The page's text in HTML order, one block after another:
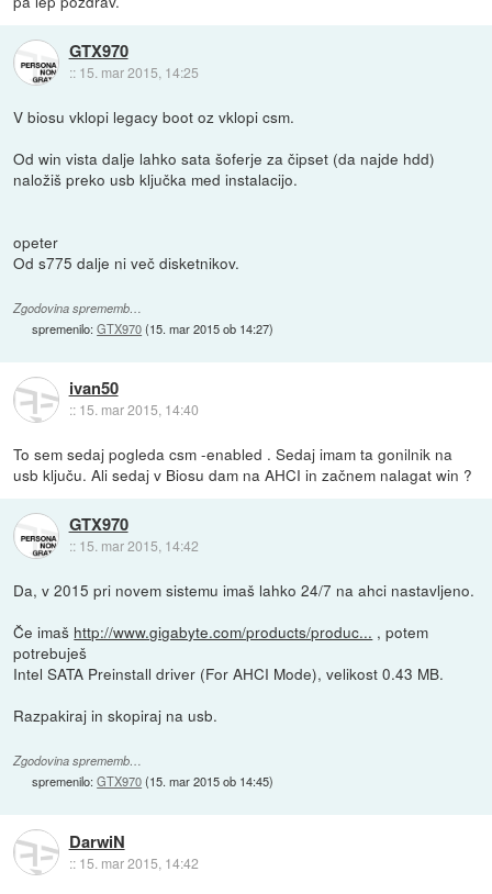
GTX970
:: 15. mar 2015, 14:25
V biosu vklopi legacy boot oz vklopi csm.
Od win vista dalje lahko sata šoferje za čipset (da najde hdd)
naložiš preko usb ključka med instalacijo.
opeter
Od s775 dalje ni več disketnikov.
Zgodovina sprememb…
spremenilo:GTX970(15. mar 2015 ob 14:27)
ivan50
:: 15. mar 2015, 14:40
To sem sedaj pogleda csm -enabled . Sedaj imam ta gonilnik na
usb ključu. Ali sedaj v Biosu dam na AHCI in začnem nalagat win ?
GTX970
:: 15. mar 2015, 14:42
Da, v 2015 pri novem sistemu imaš lahko 24/7 na ahci nastavljeno.
Če imaš http://www.gigabyte.com/products/produc... , potem
potrebuješ
Intel SATA Preinstall driver (For AHCI Mode), velikost 0.43 MB.
Razpakiraj in skopiraj na usb.
Zgodovina sprememb…
spremenilo:GTX970(15. mar 2015 ob 14:45)
DarwiN
:: 15. mar 2015, 14:42